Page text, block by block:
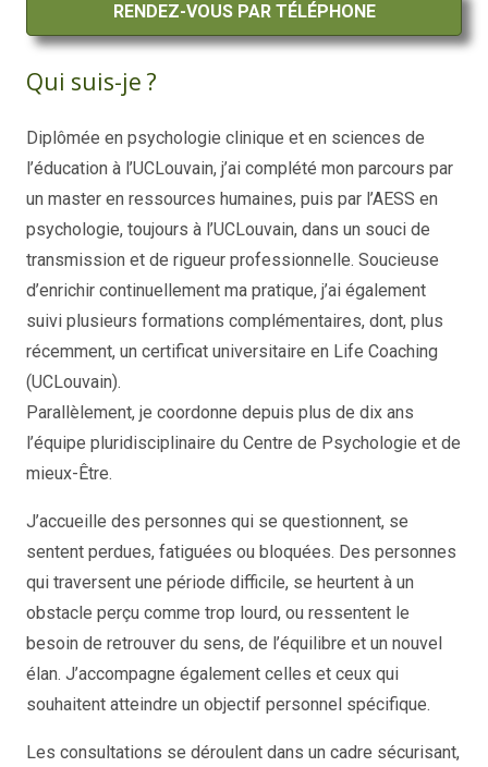
Qui suis-je ?
Diplômée en psychologie clinique et en sciences de
l’éducation à l’UCLouvain, j’ai complété mon parcours par
un master en ressources humaines, puis par l’AESS en
psychologie, toujours à l’UCLouvain, dans un souci de
transmission et de rigueur professionnelle. Soucieuse
d’enrichir continuellement ma pratique, j’ai également
suivi plusieurs formations complémentaires, dont, plus
récemment, un certificat universitaire en Life Coaching
(UCLouvain).
Parallèlement, je coordonne depuis plus de dix ans
l’équipe pluridisciplinaire du Centre de Psychologie et de
mieux-Être.
J’accueille des personnes qui se questionnent, se
sentent perdues, fatiguées ou bloquées. Des personnes
qui traversent une période difficile, se heurtent à un
obstacle perçu comme trop lourd, ou ressentent le
besoin de retrouver du sens, de l’équilibre et un nouvel
élan. J’accompagne également celles et ceux qui
souhaitent atteindre un objectif personnel spécifique.
Les consultations se déroulent dans un cadre sécurisant,
RENDEZ-VOUS PAR TÉLÉPHONE